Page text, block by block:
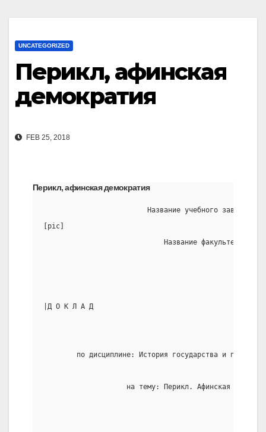
UNCATEGORIZED
Перикл, афинская
демократия
FEB 25, 2018
Перикл, афинская демократия
                         Название учебного заведения
[pic]
                             Название факультета
|Д О К Л А Д
по дисциплине: История государства и права
на тему: Перикл. Афинская